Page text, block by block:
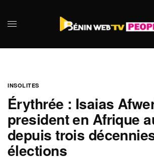
INSOLITES
Érythrée : Isaias
president en Afrique
depuis trois
élections